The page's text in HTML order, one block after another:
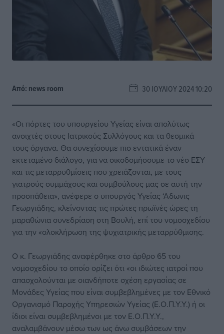
Από: news room 30 ΙΟΥΛΊΟΥ 2024 10:20
«Οι πόρτες του υπουργείου Υγείας είναι απολύτως
ανοιχτές στους Ιατρικούς Συλλόγους και τα θεσμικά
τους όργανα. Θα συνεχίσουμε πιο εντατικά έναν
εκτεταμένο διάλογο, για να οικοδομήσουμε το νέο ΕΣΥ
και τις μεταρρυθμίσεις που χρειάζονται, με τους
γιατρούς συμμάχους και συμβούλους μας σε αυτή την
προσπάθεια», ανέφερε ο υπουργός Υγείας ‘Αδωνις
Γεωργιάδης, κλείνοντας τις πρώτες πρωϊνές ώρες τη
μαραθώνια συνεδρίαση στη Βουλή, επί του νομοσχεδίου
για την «ολοκλήρωση της ψυχιατρικής μεταρρύθμισης.
Ο κ. Γεωργιάδης αναφέρθηκε στο άρθρο 65 του
νομοσχεδίου το οποίο ορίζει ότι «οι ιδιώτες ιατροί που
απασχολούνται με οιανδήποτε σχέση εργασίας σε
Μονάδες Υγείας που είναι συμβεβλημένες με τον Εθνικό
Οργανισμό Παροχής Υπηρεσιών Υγείας (Ε.Ο.Π.Υ.Υ.) ή οι
ίδιοι είναι συμβεβλημένοι με τον Ε.Ο.Π.Υ.Υ.,
αναλαμβάνουν μέσω των ως άνω συμβάσεων την